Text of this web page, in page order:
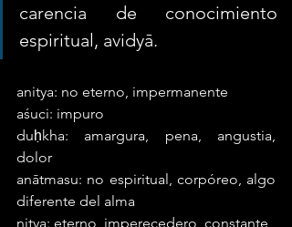
carencia de conocimiento
espiritual, avidyā.
anitya: no eterno, impermanente
aśuci: impuro
duḥkha: amargura, pena, angustia,
dolor
anātmasu: no espiritual, corpóreo, algo
diferente del alma
nitya: eterno, imperecedero, constante